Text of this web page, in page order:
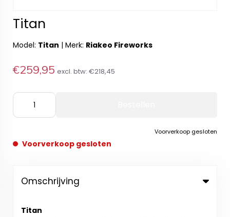
Titan
Model: Titan | Merk: Riakeo Fireworks
€259,95 excl. btw: €218,45
Voorverkoop gesloten
Voorverkoop gesloten
Omschrijving
Titan